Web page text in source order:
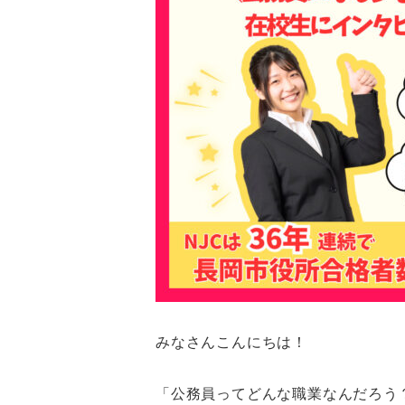
みなさんこんにちは！
「公務員ってどんな職業なんだろう